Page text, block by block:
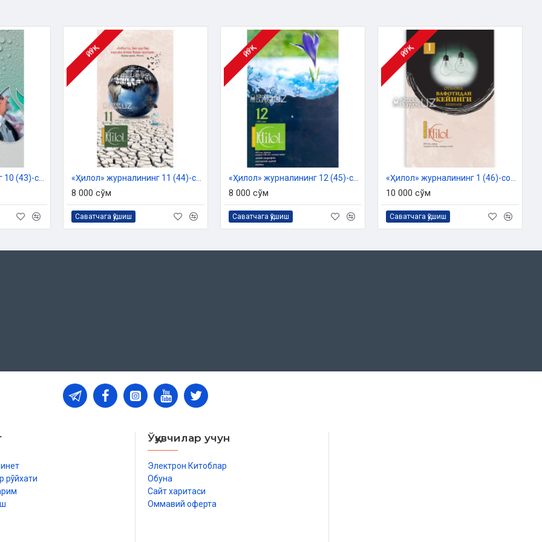
ЙЎҚ
8 000 сўм
Саватчага қўшиш
ЙЎҚ
8 000 сўм
Саватчага қўшиш
ЙЎҚ
10 000 сўм
Саватчага қўшиш
рўйхати
Ўқувчилар учун
Электрон Китоблар
Обуна
Сайт харитаси
Оммавий оферта